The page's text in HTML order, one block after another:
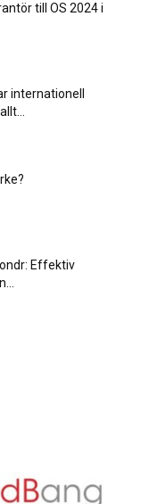
till OS 2024 i
internationell
Effektiv